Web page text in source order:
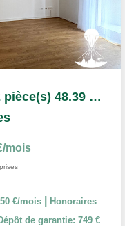
Appartement Nantes 2 pièce(s) 48.39 m2
mois
€/mois
Honoraires
de garantie: 749 €